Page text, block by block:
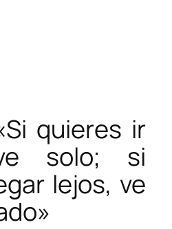
quieres ir
solo; si
lejos, ve